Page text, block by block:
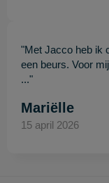
"Met Jacco heb ik
een beurs. Voor
..."
Mariëlle
15 april 2026